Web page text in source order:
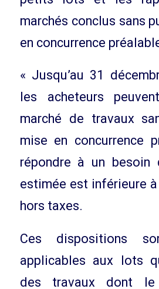
marchés conclus sans
en concurrence
« Jusqu’au 31
les acheteurs
marché de travaux
mise en concurrence
répondre à un besoin
estimée est inférieure
hors taxes.
Ces dispositions
applicables aux lots
des travaux dont